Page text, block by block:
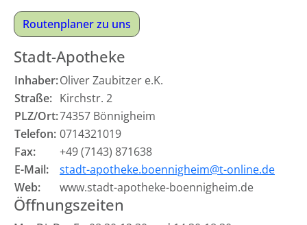
Routenplaner zu uns
Stadt-Apotheke
Inhaber:Oliver Zaubitzer e.K.
Straße: Kirchstr. 2
PLZ/Ort:74357 Bönnigheim
Telefon: 0714321019
Fax:
+49 (7143) 871638
E-Mail:
stadt-apotheke.boennigheim@t-online.de
Web:
www.stadt-apotheke-boennigheim.de
Öffnungszeiten